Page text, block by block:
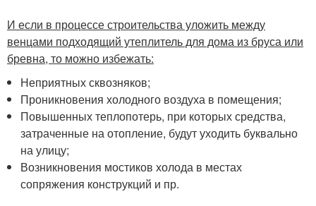
И если в процессе строительства уложить между
венцами подходящий утеплитель для дома из бруса или
бревна, то можно избежать:
Неприятных сквозняков;
Проникновения холодного воздуха в помещения;
Повышенных теплопотерь, при которых средства,
затраченные на отопление, будут уходить буквально
на улицу;
Возникновения мостиков холода в местах
сопряжения конструкций и пр.